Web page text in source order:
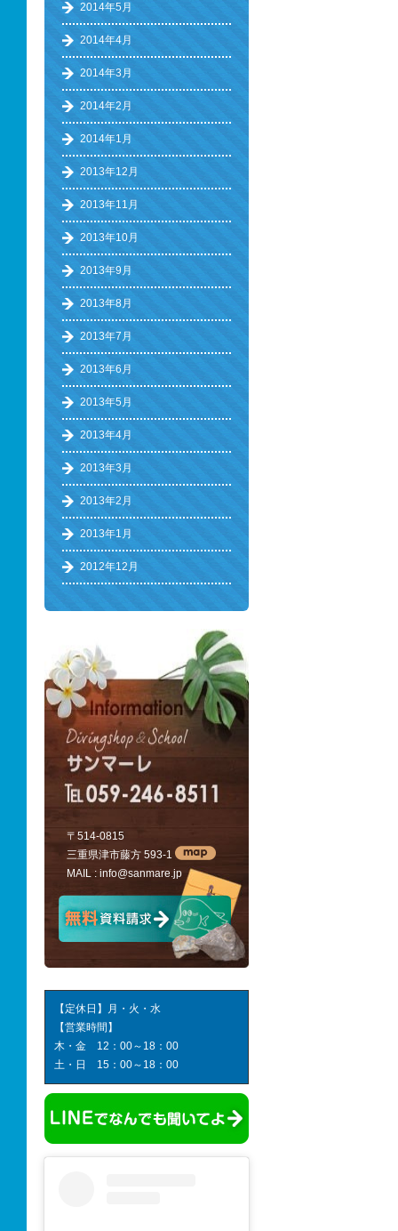
2014年5月
2014年4月
2014年3月
2014年2月
2014年1月
2013年12月
2013年11月
2013年10月
2013年9月
2013年8月
2013年7月
2013年6月
2013年5月
2013年4月
2013年3月
2013年2月
2013年1月
2012年12月
〒514-0815
三重県津市藤方 593-1
MAIL : info@sanmare.jp
【定休日】月・火・水
【営業時間】
木・金 12：00～18：00
土・日 15：00～18：00